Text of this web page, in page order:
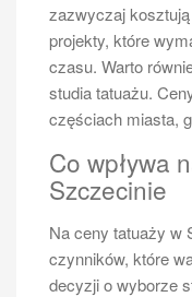
zazwyczaj
projekty, które
czasu. Warto
studia tatuażu.
częściach miasta,
Co wpływa
Szczecinie
Na ceny tatuaży w
czynników, które
decyzji o wyborze